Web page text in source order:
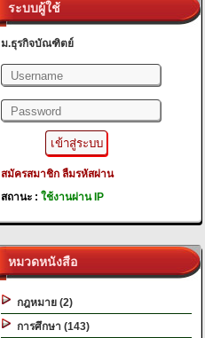
ระบบผู้ใช้
ม.ธุรกิจบัณฑิตย์
สมัครสมาชิก ลืมรหัสผ่าน
สถานะ : ใช้งานผ่าน IP
หมวดหนังสือ
กฎหมาย (2)
การศึกษา (143)